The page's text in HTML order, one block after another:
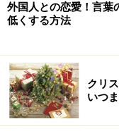
外国人との恋愛！言葉
低くする方法
クリ
いつ